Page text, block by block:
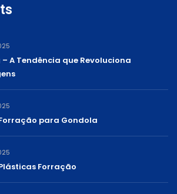
A Tendência que Revoluciona
para Gondola
Forração